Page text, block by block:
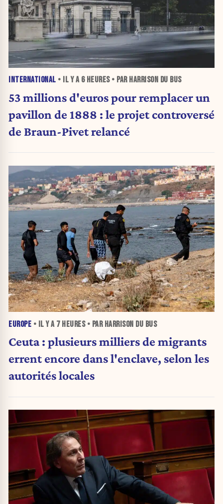
INTERNATIONAL • IL Y A 6 HEURES• PAR HARRISON DU BUS
53 millions d'euros pour remplacer un
pavillon de 1888 : le projet controversé
de Braun-Pivet relancé
EUROPE • IL Y A 7 HEURES• PAR HARRISON DU BUS
Ceuta : plusieurs milliers de migrants
errent encore dans l'enclave, selon les
autorités locales